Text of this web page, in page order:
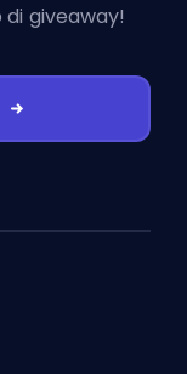
giveaway!